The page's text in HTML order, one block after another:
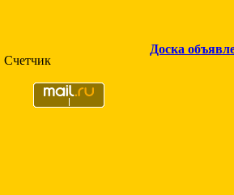
Счетчик
Доска